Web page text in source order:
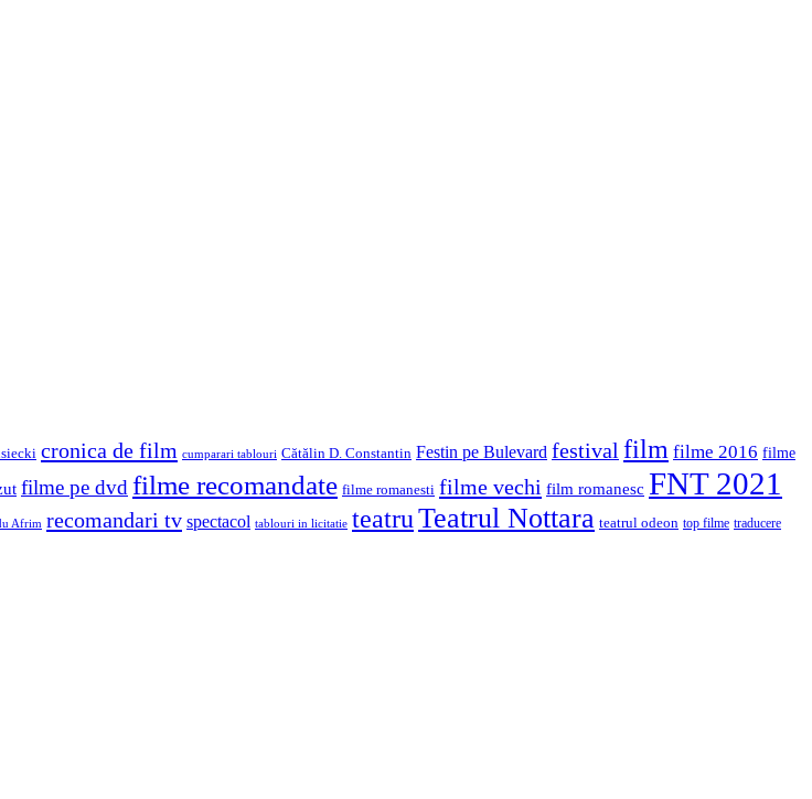
cronica de film cumparari tablouri Cătălin D. Constantin Festin pe Bulevard festival film filme 2016 filme
filme pe dvd filme recomandate filme romanesti filme vechi film romanesc FNT 2021
Afrim recomandari tv spectacol tablouri in licitatie teatruTeatrul Nottara teatrul odeon top filme traducere